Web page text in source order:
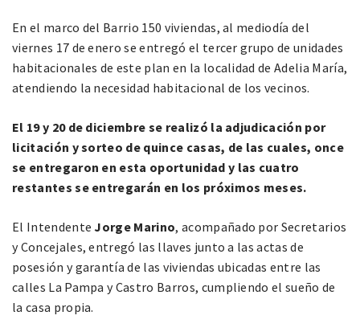
En el marco del Barrio 150 viviendas, al mediodía del
viernes 17 de enero se entregó el tercer grupo de unidades
habitacionales de este plan en la localidad de Adelia María,
atendiendo la necesidad habitacional de los vecinos.
El 19 y 20 de diciembre se realizó la adjudicación por
licitación y sorteo de quince casas, de las cuales, once
se entregaron en esta oportunidad y las cuatro
restantes se entregarán en los próximos meses.
El IntendenteJorge Marino, acompañado por Secretarios
y Concejales, entregó las llaves junto a las actas de
posesión y garantía de las viviendas ubicadas entre las
calles La Pampa y Castro Barros, cumpliendo el sueño de
la casa propia.